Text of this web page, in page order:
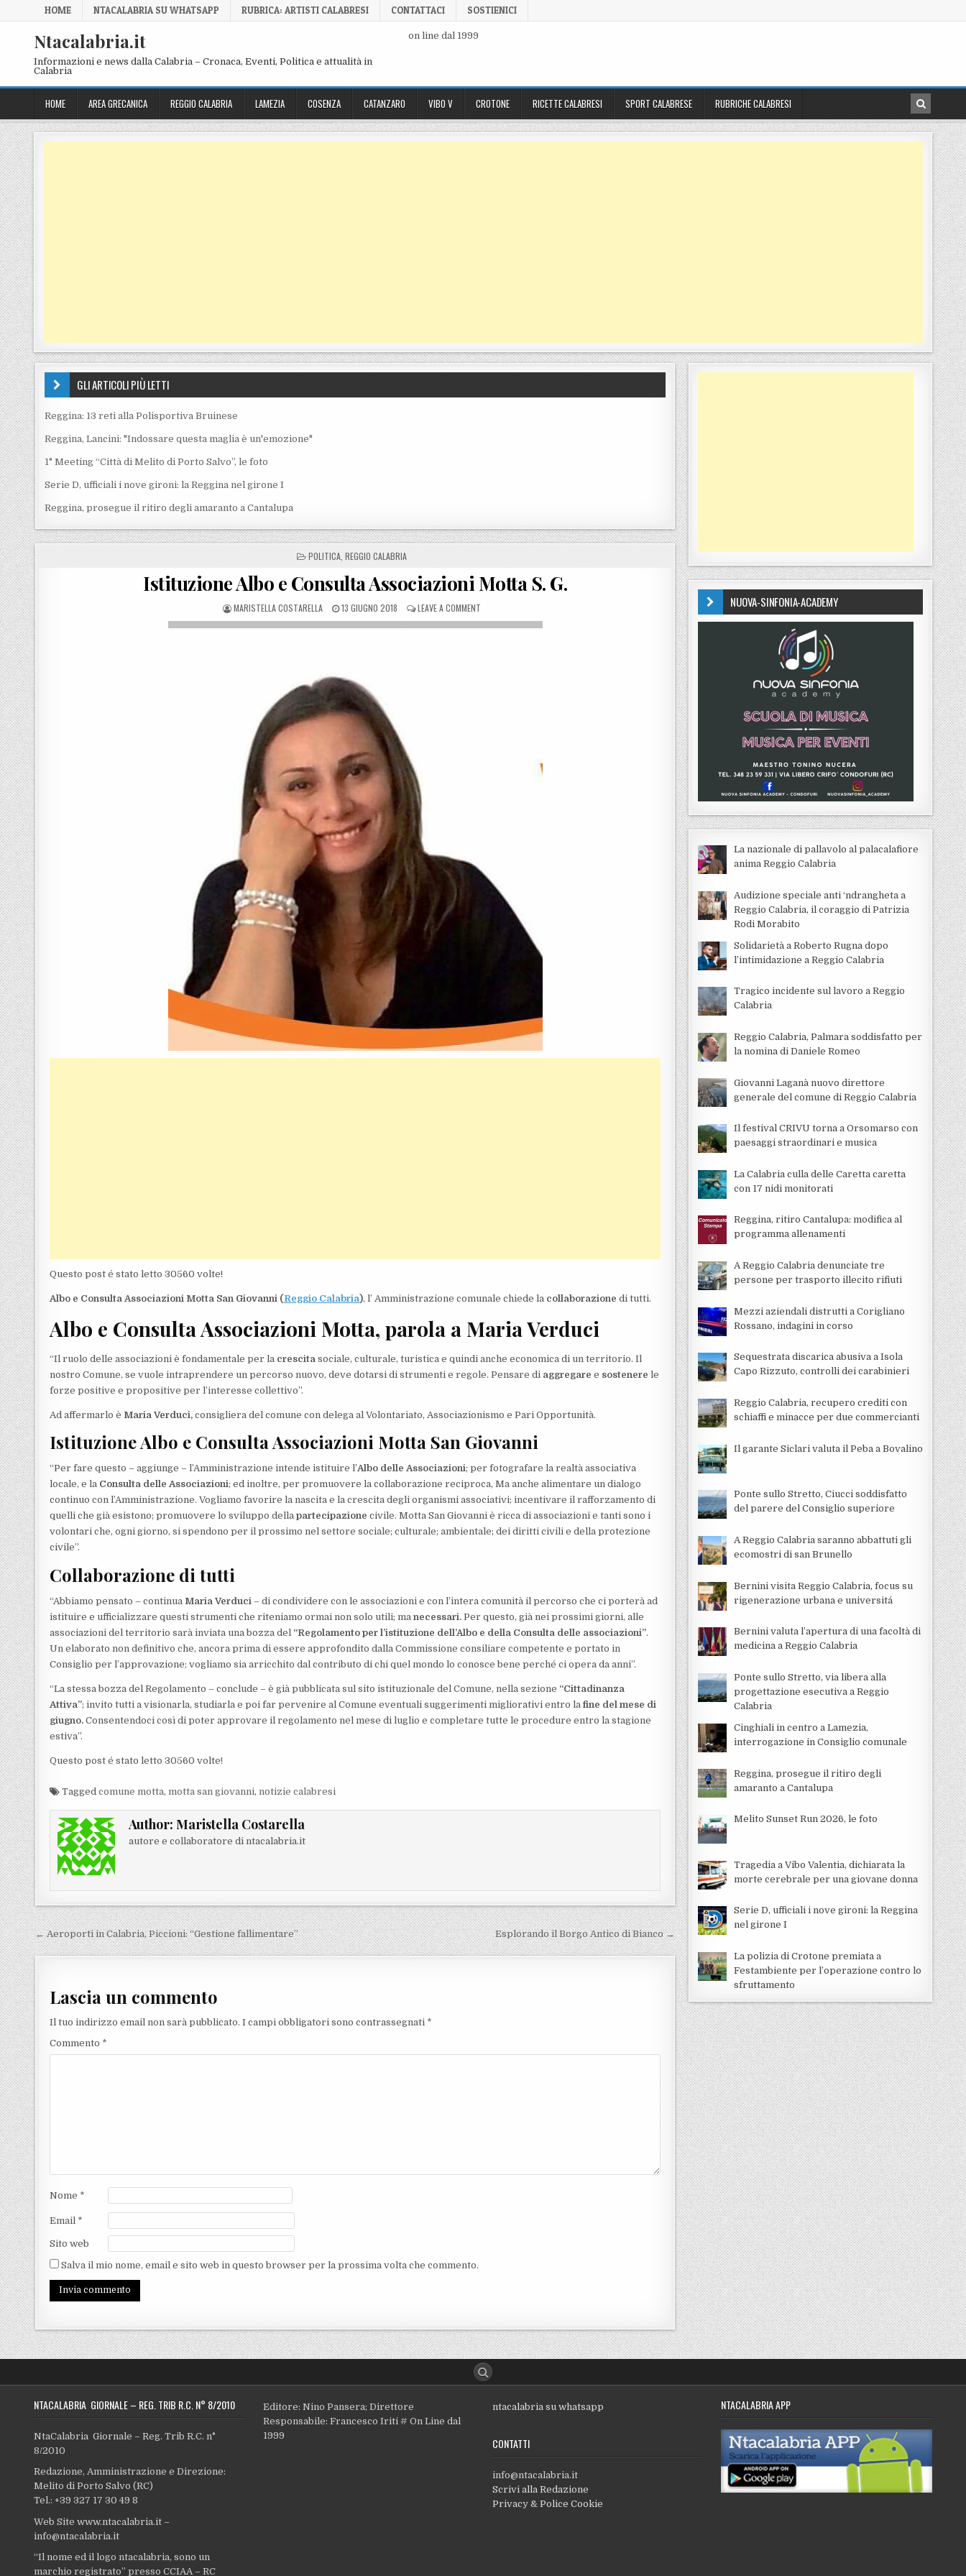
Skip to content
HOME NTACALABRIA SU WHATSAPP RUBRICA: ARTISTI CALABRESI CONTATTACI SOSTIENICI
Ntacalabria.it
Informazioni e news dalla Calabria – Cronaca, Eventi, Politica e attualità in
Calabria
on line dal 1999
HOME AREA GRECANICA REGGIO CALABRIA LAMEZIA COSENZA CATANZARO VIBO V CROTONE RICETTE CALABRESI SPORT CALABRESE RUBRICHE CALABRESI
GLI ARTICOLI PIÙ LETTI
Reggina: 13 reti alla Polisportiva Bruinese
Reggina, Lancini: "Indossare questa maglia è un'emozione"
1° Meeting “Città di Melito di Porto Salvo”, le foto
Serie D, ufficiali i nove gironi: la Reggina nel girone I
Reggina, prosegue il ritiro degli amaranto a Cantalupa
POSTED IN
POLITICA, REGGIO CALABRIA
Istituzione Albo e Consulta Associazioni Motta S. G.
POSTED BY
MARISTELLA COSTARELLA POSTED ON
13 GIUGNO 2018 LEAVE A COMMENTON ISTITUZIONE ALBO E CONSULTA ASSOCIAZIONI MOTTA S. G.
Questo post é stato letto 30560 volte!
Albo e Consulta Associazioni Motta San Giovanni (Reggio Calabria), l’ Amministrazione comunale chiede la collaborazione di tutti.
Albo e Consulta Associazioni Motta, parola a Maria Verduci
“Il ruolo delle associazioni è fondamentale per la crescita sociale, culturale, turistica e quindi anche economica di un territorio. Il
nostro Comune, se vuole intraprendere un percorso nuovo, deve dotarsi di strumenti e regole. Pensare di aggregare e sostenere le
forze positive e propositive per l’interesse collettivo”.
Ad affermarlo è Maria Verduci, consigliera del comune con delega al Volontariato, Associazionismo e Pari Opportunità.
Istituzione Albo e Consulta Associazioni Motta San Giovanni
“Per fare questo – aggiunge – l’Amministrazione intende istituire l’Albo delle Associazioni; per fotografare la realtà associativa
locale, e la Consulta delle Associazioni; ed inoltre, per promuovere la collaborazione reciproca, Ma anche alimentare un dialogo
continuo con l’Amministrazione. Vogliamo favorire la nascita e la crescita degli organismi associativi; incentivare il rafforzamento di
quelli che già esistono; promuovere lo sviluppo dellapartecipazione civile. Motta San Giovanni è ricca di associazioni e tanti sono i
volontari che, ogni giorno, si spendono per il prossimo nel settore sociale; culturale; ambientale; dei diritti civili e della protezione
civile”.
Collaborazione di tutti
“Abbiamo pensato – continua Maria Verduci – di condividere con le associazioni e con l’intera comunità il percorso che ci porterà ad
istituire e ufficializzare questi strumenti che riteniamo ormai non solo utili; manecessari. Per questo, già nei prossimi giorni, alle
associazioni del territorio sarà inviata una bozza del “Regolamento per l’istituzione dell’Albo e della Consulta delle associazioni”.
Un elaborato non definitivo che, ancora prima di essere approfondito dalla Commissione consiliare competente e portato in
Consiglio per l’approvazione; vogliamo sia arricchito dal contributo di chi quel mondo lo conosce bene perché ci opera da anni”.
“La stessa bozza del Regolamento – conclude – è già pubblicata sul sito istituzionale del Comune, nella sezione “Cittadinanza
Attiva”; invito tutti a visionarla, studiarla e poi far pervenire al Comune eventuali suggerimenti migliorativi entro lafine del mese di
giugno. Consentendoci così di poter approvare il regolamento nel mese di luglio e completare tutte le procedure entro la stagione
estiva”.
Questo post é stato letto 30560 volte!
Taggedcomune motta, motta san giovanni,notizie calabresi
Author:Maristella Costarella
autore e collaboratore di ntacalabria.it
Navigazione articoli
← Aeroporti in Calabria, Piccioni: “Gestione fallimentare” Esplorando il Borgo Antico di Bianco →
Lascia un commento
Il tuo indirizzo email non sarà pubblicato. I campi obbligatori sono contrassegnati *
Commento *
Nome *
Email *
Sito web
Salva il mio nome, email e sito web in questo browser per la prossima volta che commento.
NUOVA-SINFONIA-ACADEMY
La nazionale di pallavolo al palacalafiore
anima Reggio Calabria
Audizione speciale anti ‘ndrangheta a
Reggio Calabria, il coraggio di Patrizia
Rodi Morabito
Solidarietà a Roberto Rugna dopo
l’intimidazione a Reggio Calabria
Tragico incidente sul lavoro a Reggio
Calabria
Reggio Calabria, Palmara soddisfatto per
la nomina di Daniele Romeo
Giovanni Laganà nuovo direttore
generale del comune di Reggio Calabria
Il festival CRIVU torna a Orsomarso con
paesaggi straordinari e musica
La Calabria culla delle Caretta caretta
con 17 nidi monitorati
Reggina, ritiro Cantalupa: modifica al
programma allenamenti
A Reggio Calabria denunciate tre
persone per trasporto illecito rifiuti
Mezzi aziendali distrutti a Corigliano
Rossano, indagini in corso
Sequestrata discarica abusiva a Isola
Capo Rizzuto, controlli dei carabinieri
Reggio Calabria, recupero crediti con
schiaffi e minacce per due commercianti
Il garante Siclari valuta il Peba a Bovalino
Ponte sullo Stretto, Ciucci soddisfatto
del parere del Consiglio superiore
A Reggio Calabria saranno abbattuti gli
ecomostri di san Brunello
Bernini visita Reggio Calabria, focus su
rigenerazione urbana e universitá
Bernini valuta l’apertura di una facoltà di
medicina a Reggio Calabria
Ponte sullo Stretto, via libera alla
progettazione esecutiva a Reggio
Calabria
Cinghiali in centro a Lamezia,
interrogazione in Consiglio comunale
Reggina, prosegue il ritiro degli
amaranto a Cantalupa
Melito Sunset Run 2026, le foto
Tragedia a Vibo Valentia, dichiarata la
morte cerebrale per una giovane donna
Serie D, ufficiali i nove gironi: la Reggina
nel girone I
La polizia di Crotone premiata a
Festambiente per l’operazione contro lo
sfruttamento
NTACALABRIA GIORNALE – REG. TRIB R.C. N° 8/2010
NtaCalabria Giornale – Reg. Trib R.C. n°
8/2010
Redazione, Amministrazione e Direzione:
Melito di Porto Salvo (RC)
Tel.: +39 327 17 30 49 8
Web Site www.ntacalabria.it –
info@ntacalabria.it
“Il nome ed il logo ntacalabria, sono un
marchio registrato” presso CCIAA – RC
Editore: Nino Pansera; Direttore
Responsabile: Francesco Iriti # On Line dal
1999
ntacalabria su whatsapp
CONTATTI
info@ntacalabria.it
Scrivi alla Redazione
Privacy & Police Cookie
NTACALABRIA APP